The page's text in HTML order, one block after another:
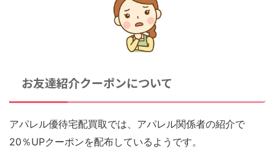
お友達紹介クーポンについて
アパレル優待宅配買取では、アパレル関係者の紹介で
20％UPクーポンを配布しているようです。